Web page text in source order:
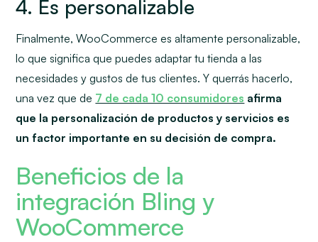
4. Es personalizable
Finalmente, WooCommerce es altamente personalizable,
lo que significa que puedes adaptar tu tienda a las
necesidades y gustos de tus clientes. Y querrás hacerlo,
una vez que de 7 de cada 10 consumidores afirma
que la personalización de productos y servicios es
un factor importante en su decisión de compra.
Beneficios de la
integración Bling y
WooCommerce